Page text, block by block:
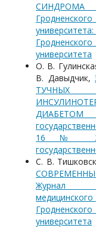
СИНДРОМА
университета
О. В.
В. Давыдчик,
ТУЧНЫХ
16 № 2
С. В.
Журнал
университета